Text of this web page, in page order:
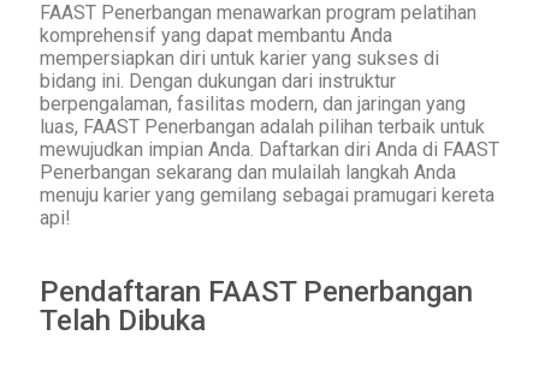
FAAST Penerbangan menawarkan program pelatihan
komprehensif yang dapat membantu Anda
mempersiapkan diri untuk karier yang sukses di
bidang ini. Dengan dukungan dari instruktur
berpengalaman, fasilitas modern, dan jaringan yang
luas, FAAST Penerbangan adalah pilihan terbaik untuk
mewujudkan impian Anda. Daftarkan diri Anda di FAAST
Penerbangan sekarang dan mulailah langkah Anda
menuju karier yang gemilang sebagai pramugari kereta
api!
Pendaftaran FAAST Penerbangan
Telah Dibuka